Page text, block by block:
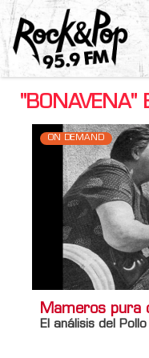
"BONAVENA"
ON DEMAND
Mameros pura
El análisis del